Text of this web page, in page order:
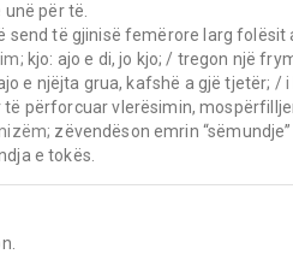
për të.
send të gjinisë femërore larg folësit
e njëjta grua, kafshë a gjë tjetër; / i
përforcuar vlerësimin,
zëvendëson emrin
e tokës.